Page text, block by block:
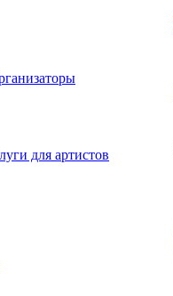
для артистов